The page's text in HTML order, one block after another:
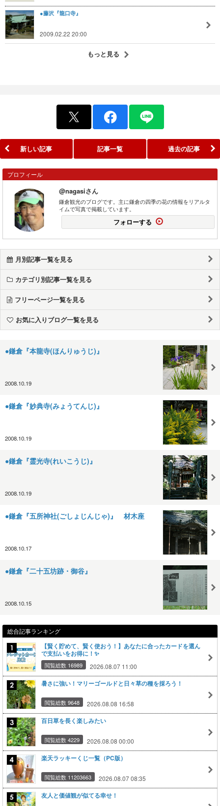
●藤沢『龍口寺』
2009.02.22 20:00
もっと見る
新しい記事 記事一覧 過去の記事
プロフィール
@nagasiさん
鎌倉観光のブログです。主に鎌倉の四季の花の情報をリアルタ
イムで写真で掲載しています。
フォローする
月別記事一覧を見る
カテゴリ別記事一覧を見る
フリーページ一覧を見る
お気に入りブログ一覧を見る
●鎌倉『本龍寺(ほんりゅうじ)』
2008.10.19
●鎌倉『妙典寺(みょうてんじ)』
2008.10.19
●鎌倉『霊光寺(れいこうじ)』
2008.10.19
●鎌倉『五所神社(ごしょじんじゃ)』 材木座
2008.10.17
●鎌倉『二十五坊跡・御谷』
2008.10.15
総合記事ランキング
【賢く貯めて、賢く使おう！】あなたに合ったカードを選ん
で支払いをお得に！✨
閲覧総数 16989 2026.08.07 11:00
暑さに強い！マリーゴールドと日々草の種を採ろう！
閲覧総数 9648 2026.08.08 16:58
百日草を長く楽しみたい
閲覧総数 4229 2026.08.08 00:00
楽天ラッキーくじ一覧（PC版）
閲覧総数 11203663 2026.08.07 08:35
友人と価値観が似てる幸せ！